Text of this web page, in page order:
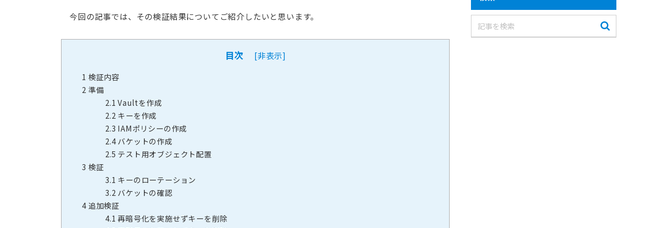
今回の記事では、その検証結果についてご紹介したいと思います。
目次 [非表示]
1 検証内容
2 準備
2.1 Vaultを作成
2.2 キーを作成
2.3 IAMポリシーの作成
2.4バケットの作成
2.5 テスト用オブジェクト配置
3 検証
3.1 キーのローテーション
3.2 バケットの確認
4追加検証
4.1 再暗号化を実施せずキーを削除